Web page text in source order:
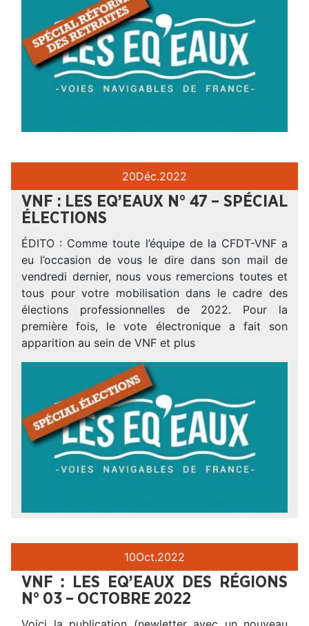
20Déc.2022
VNF : LES EQ’EAUX N° 47 – SPÉCIAL
ÉLECTIONS
ÉDITO : Comme toute l’équipe de la CFDT-VNF a
eu l’occasion de vous le dire dans son mail de
vendredi dernier, nous vous remercions toutes et
tous pour votre mobilisation dans le cadre des
élections professionnelles de 2022. Pour la
première fois, le vote électronique a fait son
apparition au sein de VNF et plus
10Oct.2022
VNF : LES EQ’EAUX DES RÉGIONS
N° 03 – OCTOBRE 2022